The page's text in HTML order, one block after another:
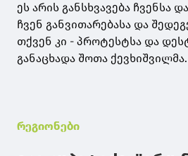
ეს არის განსხვავება ჩვენსა
ჩვენ განვითარებასა და
თქვენ კი - პროტესტსა და
განაცხადა შოთა ქევხიშვილმა.
რეგიონები